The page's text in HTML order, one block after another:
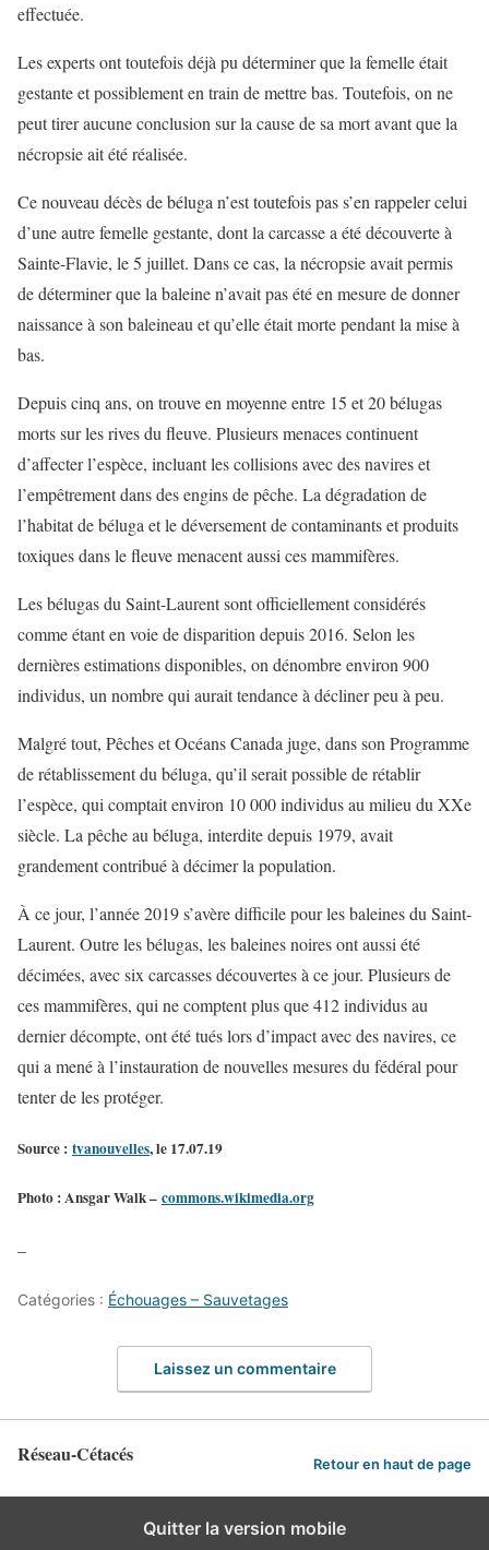
effectuée.
Les experts ont toutefois déjà pu déterminer que la femelle était
gestante et possiblement en train de mettre bas. Toutefois, on ne
peut tirer aucune conclusion sur la cause de sa mort avant que la
nécropsie ait été réalisée.
Ce nouveau décès de béluga n’est toutefois pas s’en rappeler celui
d’une autre femelle gestante, dont la carcasse a été découverte à
Sainte-Flavie, le 5 juillet. Dans ce cas, la nécropsie avait permis
de déterminer que la baleine n’avait pas été en mesure de donner
naissance à son baleineau et qu’elle était morte pendant la mise à
bas.
Depuis cinq ans, on trouve en moyenne entre 15 et 20 bélugas
morts sur les rives du fleuve. Plusieurs menaces continuent
d’affecter l’espèce, incluant les collisions avec des navires et
l’empêtrement dans des engins de pêche. La dégradation de
l’habitat de béluga et le déversement de contaminants et produits
toxiques dans le fleuve menacent aussi ces mammifères.
Les bélugas du Saint-Laurent sont officiellement considérés
comme étant en voie de disparition depuis 2016. Selon les
dernières estimations disponibles, on dénombre environ 900
individus, un nombre qui aurait tendance à décliner peu à peu.
Malgré tout, Pêches et Océans Canada juge, dans son Programme
de rétablissement du béluga, qu’il serait possible de rétablir
l’espèce, qui comptait environ 10 000 individus au milieu du XXe
siècle. La pêche au béluga, interdite depuis 1979, avait
grandement contribué à décimer la population.
À ce jour, l’année 2019 s’avère difficile pour les baleines du Saint-
Laurent. Outre les bélugas, les baleines noires ont aussi été
décimées, avec six carcasses découvertes à ce jour. Plusieurs de
ces mammifères, qui ne comptent plus que 412 individus au
dernier décompte, ont été tués lors d’impact avec des navires, ce
qui a mené à l’instauration de nouvelles mesures du fédéral pour
tenter de les protéger.
Source : tvanouvelles, le 17.07.19
Photo : Ansgar Walk – commons.wikimedia.org
–
Catégories : Échouages – Sauvetages
Laissez un commentaire
Réseau-Cétacés Retour en haut de page
Quitter la version mobile